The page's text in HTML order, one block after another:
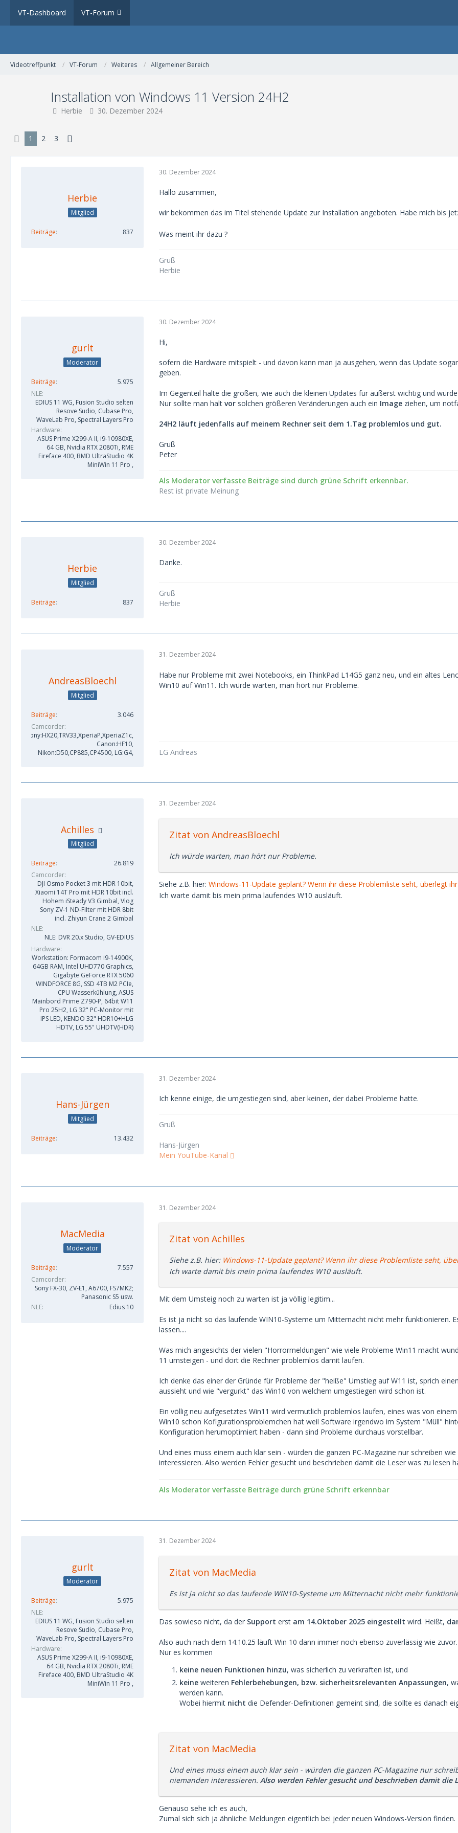
VT-Dashboard VT-Forum
Videotreffpunkt VT-Forum Weiteres Allgemeiner Bereich
Installation von Windows 11 Version 24H2
Herbie 30. Dezember 2024
1 2 3
Herbie
Mitglied
Beiträge 837
30. Dezember 2024
Hallo zusammen,
wir bekommen das im Titel stehende Update zur Installation angeboten. Habe mich bis
Was meint ihr dazu ?
Gruß
Herbie
gurlt
Moderator
Beiträge
5.975
NLE
EDIUS 11 WG, Fusion Studio selten
Resove Sudio, Cubase Pro,
WaveLab Pro, Spectral Layers Pro
Hardware
ASUS Prime X299-A II, i9-10980XE,
64 GB, Nvidia RTX 2080Ti, RME
Fireface 400, BMD UltraStudio 4K
MiniWin 11 Pro ,
30. Dezember 2024
Hi,
sofern die Hardware mitspielt - und davon kann man ja ausgehen, wenn das Update
geben.
Im Gegenteil halte die großen, wie auch die kleinen Updates für äußerst wichtig und
Nur sollte man halt vor solchen größeren Veränderungen auch ein Image ziehen, um
24H2 läuft jedenfalls auf meinem Rechner seit dem 1.Tag problemlos und gut.
Gruß
Peter
Als Moderator verfasste Beiträge sind durch grüne Schrift erkennbar.
Rest ist private Meinung
Herbie
Mitglied
Beiträge 837
30. Dezember 2024
Danke.
Gruß
Herbie
AndreasBloechl
Mitglied
Beiträge
3.046
Camcorder
Sony:HX20,TRV33,XperiaP,XperiaZ1c,
Canon:HF10,
Nikon:D50,CP885,CP4500, LG:G4,
31. Dezember 2024
Habe nur Probleme mit zwei Notebooks, ein ThinkPad L14G5 ganz neu, und ein altes
Win10 auf Win11. Ich würde warten, man hört nur Probleme.
LG Andreas
Achilles
Mitglied
Beiträge
26.819
Camcorder
DJI Osmo Pocket 3 mit HDR 10bit,
Xiaomi 14T Pro mit HDR 10bit incl.
Hohem iSteady V3 Gimbal, Vlog
Sony ZV-1 ND-Filter mit HDR 8bit
incl. Zhiyun Crane 2 Gimbal
NLE
NLE: DVR 20.x Studio, GV-EDIUS
Hardware
Workstation: Formacom i9-14900K,
64GB RAM, Intel UHD770 Graphics,
Gigabyte GeForce RTX 5060
WINDFORCE 8G, SSD 4TB M2 PCIe,
CPU Wasserkühlung, ASUS
Mainbord Prime Z790-P, 64bit W11
Pro 25H2, LG 32" PC-Monitor mit
IPS LED, KENDO 32" HDR10+HLG
HDTV, LG 55" UHDTV(HDR)
31. Dezember 2024
Zitat von AndreasBloechl
Ich würde warten, man hört nur Probleme.
Siehe z.B. hier: Windows-11-Update geplant? Wenn ihr diese Problemliste seht, überlegt
Ich warte damit bis mein prima laufendes W10 ausläuft.
Hans-Jürgen
Mitglied
Beiträge 13.432
31. Dezember 2024
Ich kenne einige, die umgestiegen sind, aber keinen, der dabei Probleme hatte.
Gruß
Hans-Jürgen
Mein YouTube-Kanal
MacMedia
Moderator
Beiträge
7.557
Camcorder
Sony FX-30, ZV-E1, A6700, FS7MK2;
Panasonic S5 usw.
NLE
Edius 10
31. Dezember 2024
Zitat von Achilles
Siehe z.B. hier: Windows-11-Update geplant? Wenn ihr diese Problemliste seht,
Ich warte damit bis mein prima laufendes W10 ausläuft.
Mit dem Umsteig noch zu warten ist ja völlig legitim...
Es ist ja nicht so das laufende WIN10-Systeme um Mitternacht nicht mehr funktionieren.
lassen....
Was mich angesichts der vielen "Horrormeldungen" wie viele Probleme Win11 macht
11 umsteigen - und dort die Rechner problemlos damit laufen.
Ich denke das einer der Gründe für Probleme der "heiße" Umstieg auf W11 ist, sprich
aussieht und wie "vergurkt" das Win10 von welchem umgestiegen wird schon ist.
Ein völlig neu aufgesetztes Win11 wird vermutlich problemlos laufen, eines was von
Win10 schon Kofigurationsproblemchen hat weil Software irgendwo im System "Müll"
Konfiguration herumoptimiert haben - dann sind Probleme durchaus vorstellbar.
Und eines muss einem auch klar sein - würden die ganzen PC-Magazine nur schreiben
interessieren. Also werden Fehler gesucht und beschrieben damit die Leser was zu lesen
Als Moderator verfasste Beiträge durch grüne Schrift erkennbar
gurlt
Moderator
Beiträge
5.975
NLE
EDIUS 11 WG, Fusion Studio selten
Resove Sudio, Cubase Pro,
WaveLab Pro, Spectral Layers Pro
Hardware
ASUS Prime X299-A II, i9-10980XE,
64 GB, Nvidia RTX 2080Ti, RME
Fireface 400, BMD UltraStudio 4K
MiniWin 11 Pro ,
31. Dezember 2024
Zitat von MacMedia
Es ist ja nicht so das laufende WIN10-Systeme um Mitternacht nicht mehr
Das sowieso nicht, da der Support erst am 14.Oktober 2025 eingestellt wird. Heißt,
Also auch nach dem 14.10.25 läuft Win 10 dann immer noch ebenso zuverlässig wie zuvor.
Nur es kommen
keine neuen Funktionen hinzu, was sicherlich zu verkraften ist, und
keine weiteren Fehlerbehebungen, bzw. sicherheitsrelevanten Anpassungen,
werden kann.
Wobei hiermit nicht die Defender-Definitionen gemeint sind, die sollte es danach
Zitat von MacMedia
Und eines muss einem auch klar sein - würden die ganzen PC-Magazine nur
niemanden interessieren. Also werden Fehler gesucht und beschrieben damit die
Genauso sehe ich es auch,
Zumal sich sich ja ähnliche Meldungen eigentlich bei jeder neuen Windows-Version finden.